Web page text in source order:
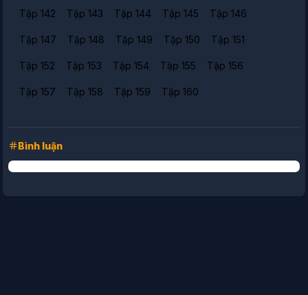
Tập 142 Tập 143 Tập 144 Tập 145 Tập 146
Tập 147 Tập 148 Tập 149 Tập 150 Tập 151
Tập 152 Tập 153 Tập 154 Tập 155 Tập 156
Tập 157 Tập 158 Tập 159 Tập 160
Bình luận